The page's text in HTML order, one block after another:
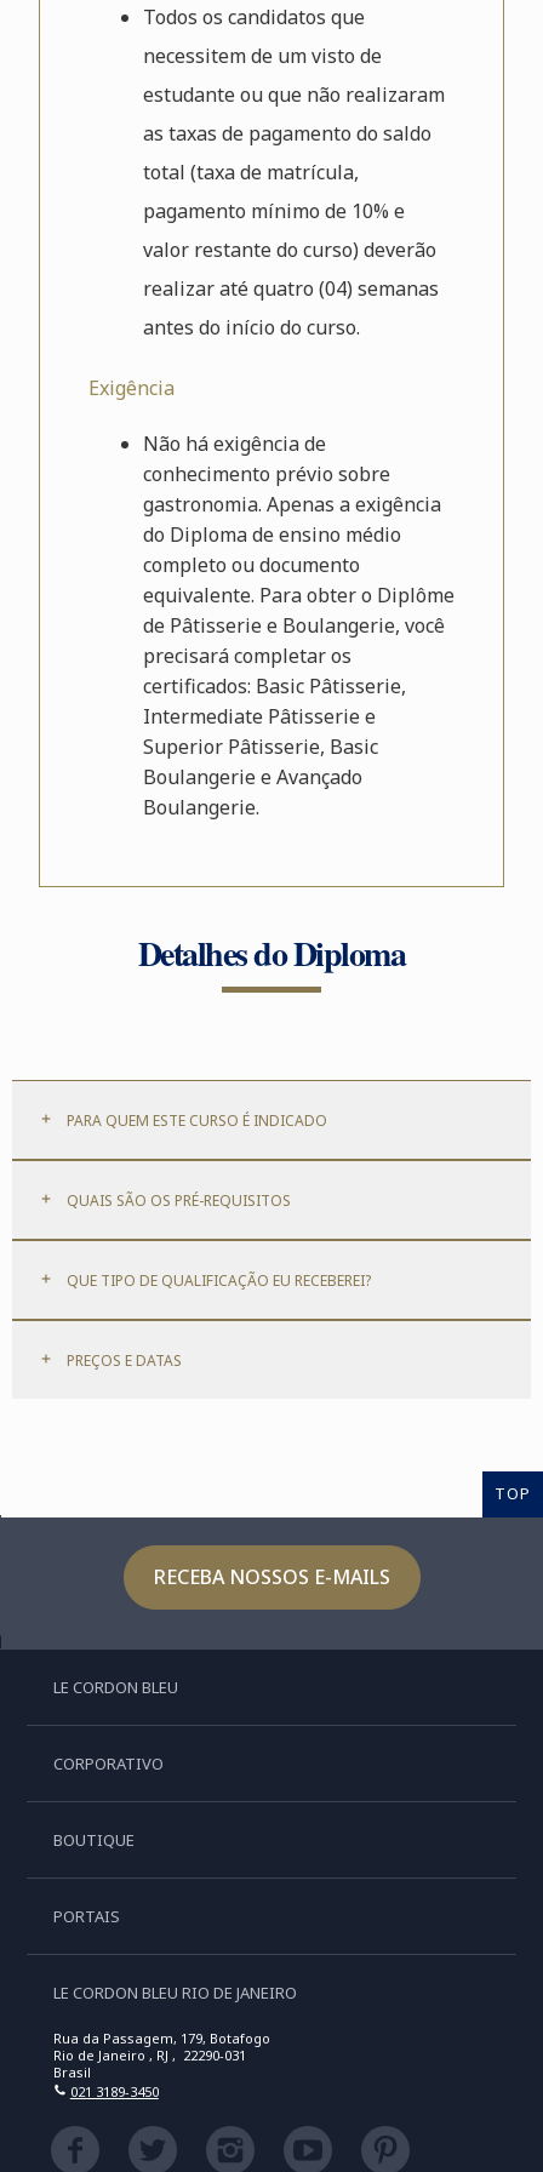
Todos os candidatos que
necessitem de um visto de
estudante ou que não realizaram
as taxas de pagamento do saldo
total (taxa de matrícula,
pagamento mínimo de 10% e
valor restante do curso) deverão
realizar até quatro (04) semanas
antes do início do curso.
Exigência
Não há exigência de
conhecimento prévio sobre
gastronomia. Apenas a exigência
do Diploma de ensino médio
completo ou documento
equivalente. Para obter o Diplôme
de Pâtisserie e Boulangerie, você
precisará completar os
certificados: Basic Pâtisserie,
Intermediate Pâtisserie e
Superior Pâtisserie, Basic
Boulangerie e Avançado
Boulangerie.
Detalhes do Diploma
PARA QUEM ESTE CURSO É INDICADO
QUAIS SÃO OS PRÉ-REQUISITOS
QUE TIPO DE QUALIFICAÇÃO EU RECEBEREI?
PREÇOS E DATAS
TOP
RECEBA NOSSOS E-MAILS
LE CORDON BLEU
CORPORATIVO
BOUTIQUE
PORTAIS
LE CORDON BLEU RIO DE JANEIRO
Rua da Passagem, 179, Botafogo
Rio de Janeiro , RJ , 22290-031
Brasil
021 3189-3450